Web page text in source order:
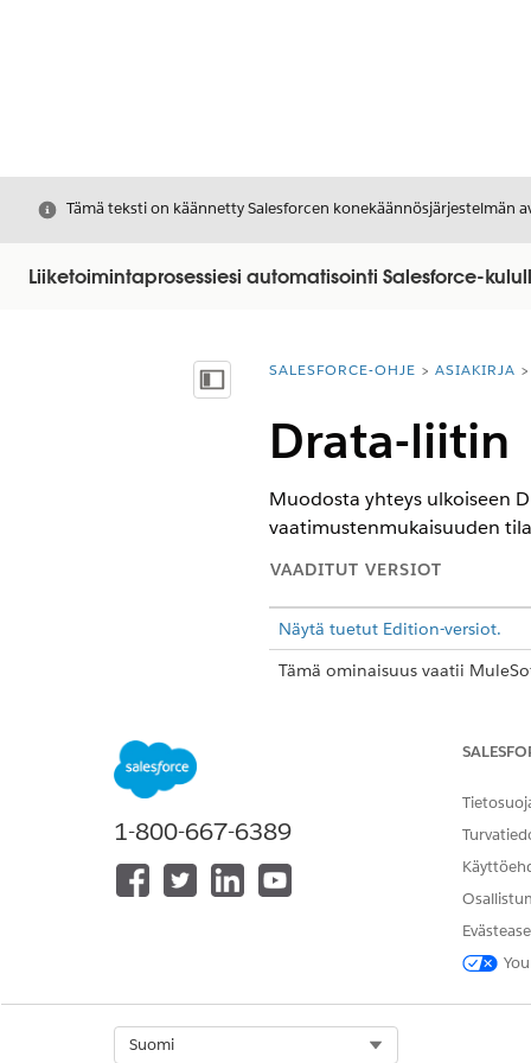
Sulje
Tämä teksti on käännetty Salesforcen konekäännösjärjestelmän
Liiketoimintaprosessiesi automatisointi Salesforce-
Näytä sisällysluettelo
Olet tässä:
SALESFORCE-OHJE ASIAKIRJA
Drata-liitin
Muodosta yhteys ulkoiseen
vaatimustenmukaisuuden
VAADITUT VERSIOT
Näytä tuetut Edition-versiot.
Tämä ominaisuus vaatii
MuleSoft kululle: Agentforcen
useisiin järjestelmiin
1-800-667-6389
Suomi